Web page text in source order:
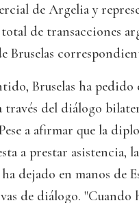
de Argelia y
de transacciones
Bruselas
Bruselas ha pedido
través del diálogo
a afirmar que la
a prestar asistencia,
dejado en manos de
de diálogo. "Cuando